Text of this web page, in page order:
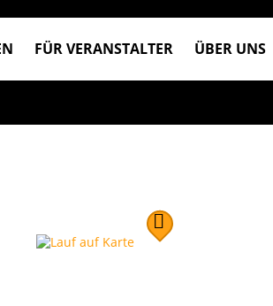
FÜR VERANSTALTER ÜBER UNS